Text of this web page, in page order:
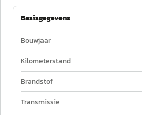
Basisgegevens
Bouwjaar
Kilometerstand
Brandstof
Transmissie